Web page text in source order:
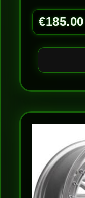
€185.00